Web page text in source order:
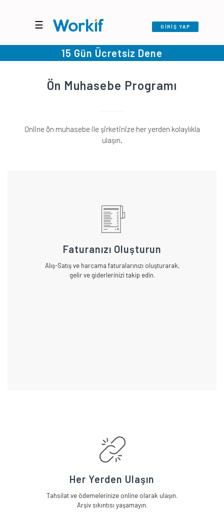
☰ GİRİŞ YAP
15 Gün Ücretsiz Dene
Ön Muhasebe Programı
Online ön muhasebe ile şirketinize her yerden kolaylıkla
ulaşın.
Faturanızı Oluşturun
Alış-Satış ve harcama faturalarınızı oluşturarak,
gelir ve giderlerinizi takip edin.
Her Yerden Ulaşın
Tahsilat ve ödemelerinize online olarak ulaşın.
Arşiv sıkıntısı yaşamayın.